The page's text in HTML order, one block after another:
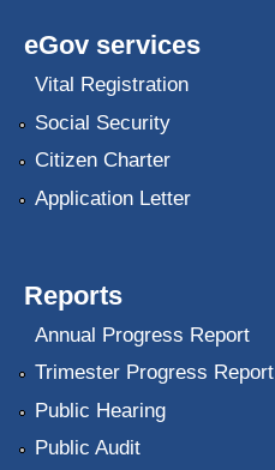
eGov services
Vital Registration
Social Security
Citizen Charter
Application Letter
Reports
Annual Progress Report
Trimester Progress Report
Public Hearing
Public Audit